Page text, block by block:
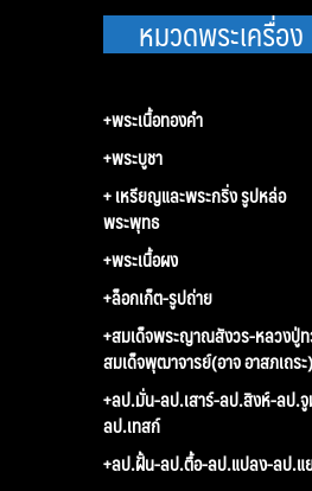
หมวดพระเครื่อง
+พระเนื้อทองคำ
+พระบูชา
+ เหรียญและพระกริ่ง รูปหล่อ
พระพุทธ
+พระเนื้อผง
+ล็อกเก็ต-รูปถ่าย
+สมเด็จพระญาณสังวร-หลวงปู่
สมเด็จพุฒาจารย์(อาจ อาสภเถระ)
+ลป.มั่น-ลป.เสาร์-ลป.สิงห์-ลป.
ลป.เทสก์
+ลป.ฝั้น-ลป.ตื้อ-ลป.แปลง-ลป.แ